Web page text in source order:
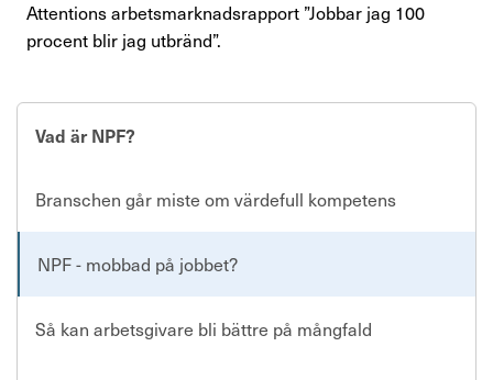
Attentions arbetsmarknadsrapport ”Jobbar jag 100
procent blir jag utbränd”.
Vad är NPF?
Branschen går miste om värdefull kompetens
NPF - mobbad på jobbet?
Så kan arbetsgivare bli bättre på mångfald